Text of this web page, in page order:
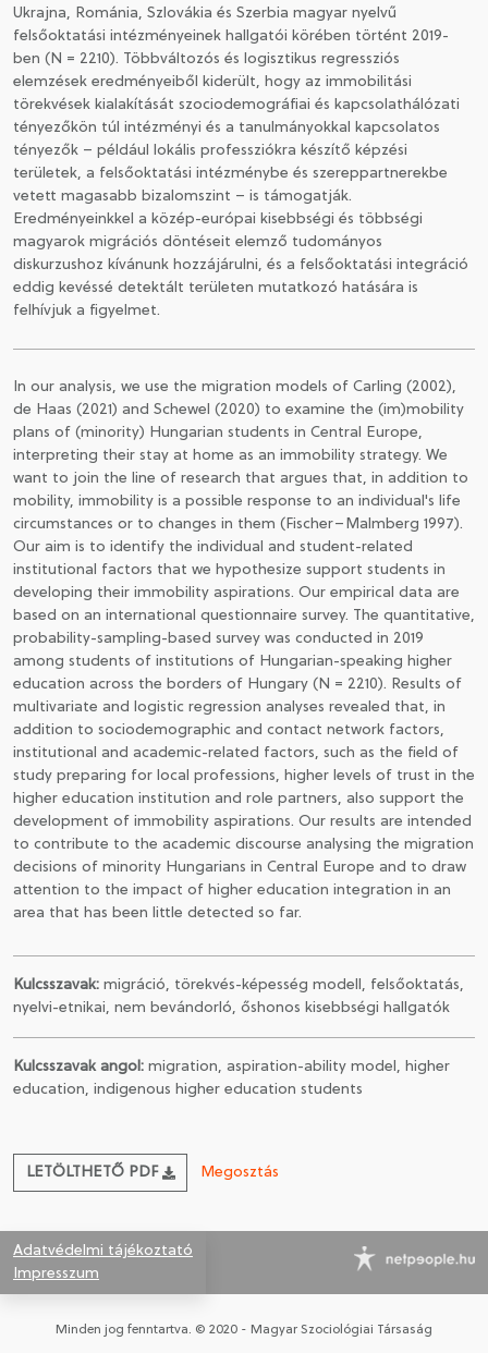
Ukrajna, Románia, Szlovákia és Szerbia magyar nyelvű
felsőoktatási intézményeinek hallgatói körében történt 2019-
ben (N = 2210). Többváltozós és logisztikus regressziós
elemzések eredményeiből kiderült, hogy az immobilitási
törekvések kialakítását szociodemográfiai és kapcsolathálózati
tényezőkön túl intézményi és a tanulmányokkal kapcsolatos
tényezők – például lokális professziókra készítő képzési
területek, a felsőoktatási intézménybe és szereppartnerekbe
vetett magasabb bizalomszint – is támogatják.
Eredményeinkkel a közép-európai kisebbségi és többségi
magyarok migrációs döntéseit elemző tudományos
diskurzushoz kívánunk hozzájárulni, és a felsőoktatási integráció
eddig kevéssé detektált területen mutatkozó hatására is
felhívjuk a figyelmet.
In our analysis, we use the migration models of Carling (2002),
de Haas (2021) and Schewel (2020) to examine the (im)mobility
plans of (minority) Hungarian students in Central Europe,
interpreting their stay at home as an immobility strategy. We
want to join the line of research that argues that, in addition to
mobility, immobility is a possible response to an individual's life
circumstances or to changes in them (Fischer–Malmberg 1997).
Our aim is to identify the individual and student-related
institutional factors that we hypothesize support students in
developing their immobility aspirations. Our empirical data are
based on an international questionnaire survey. The quantitative,
probability-sampling-based survey was conducted in 2019
among students of institutions of Hungarian-speaking higher
education across the borders of Hungary (N = 2210). Results of
multivariate and logistic regression analyses revealed that, in
addition to sociodemographic and contact network factors,
institutional and academic-related factors, such as the field of
study preparing for local professions, higher levels of trust in the
higher education institution and role partners, also support the
development of immobility aspirations. Our results are intended
to contribute to the academic discourse analysing the migration
decisions of minority Hungarians in Central Europe and to draw
attention to the impact of higher education integration in an
area that has been little detected so far.
Kulcsszavak: migráció, törekvés-képesség modell, felsőoktatás,
nyelvi-etnikai, nem bevándorló, őshonos kisebbségi hallgatók
Kulcsszavak angol: migration, aspiration-ability model, higher
education, indigenous higher education students
LETÖLTHETŐ PDF Megosztás
Adatvédelmi tájékoztató
Impresszum
Minden jog fenntartva. © 2020 - Magyar Szociológiai Társaság